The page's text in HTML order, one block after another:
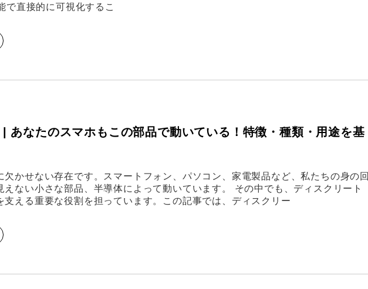
で直接的に可視化するこ
あなたのスマホもこの部品で動いている！特徴・種類・用途を基
かせない存在です。スマートフォン、パソコン、家電製品など、私たちの身の回
えない小さな部品、半導体によって動いています。 その中でも、ディスクリート
支える重要な役割を担っています。この記事では、ディスクリー